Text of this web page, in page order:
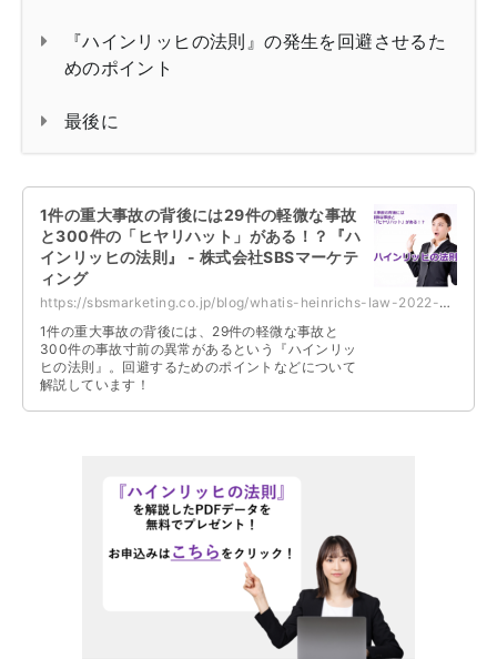
『ハインリッヒの法則』の発生を回避させるた
めのポイント
最後に
1件の重大事故の背後には29件の軽微な事故
と300件の「ヒヤリハット」がある！？『ハ
インリッヒの法則』 - 株式会社SBSマーケテ
ィング
https://sbsmarketing.co.jp/blog/whatis-heinrichs-law-2022-06/
1件の重大事故の背後には、29件の軽微な事故と
300件の事故寸前の異常があるという『ハインリッ
ヒの法則』。回避するためのポイントなどについて
解説しています！